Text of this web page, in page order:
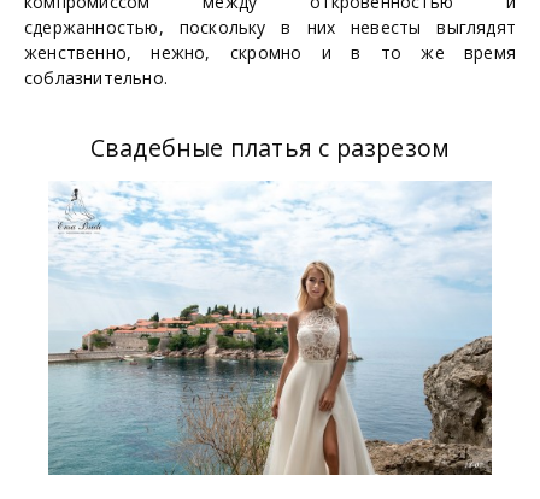
сдержанностью, поскольку в них невесты выглядят
женственно, нежно, скромно и в то же время
соблазнительно.
Свадебные платья с разрезом